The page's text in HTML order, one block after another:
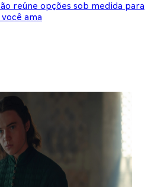
reúne opções sob medida para
ama